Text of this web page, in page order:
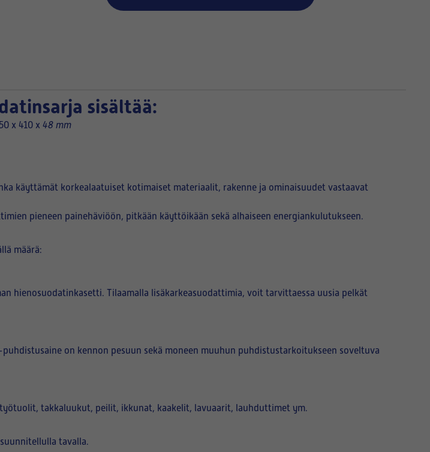
sisältää:
x 410 x 48 mm
käyttämät korkealaatuiset kotimaiset materiaalit, rakenne ja ominaisuudet vastaavat
pieneen painehäviöön, pitkään käyttöikään sekä alhaiseen energiankulutukseen.
määrä:
hienosuodatinkasetti. Tilaamalla lisäkarkeasuodattimia, voit tarvittaessa uusia pelkät
on kennon pesuun sekä moneen muuhun puhdistustarkoitukseen soveltuva
takkaluukut, peilit, ikkunat, kaakelit, lavuaarit, lauhduttimet ym.
tavalla.